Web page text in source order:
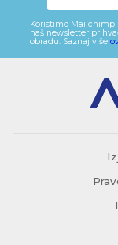
Koristimo Mailchimp
naš newsletter
obradu. Saznaj više